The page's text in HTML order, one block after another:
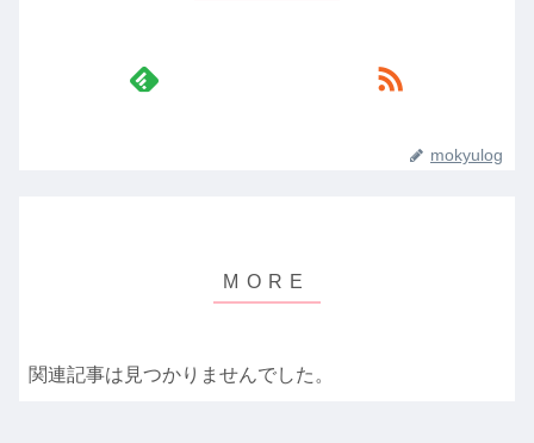
mokyulog
関連記事は見つかりませんでした。